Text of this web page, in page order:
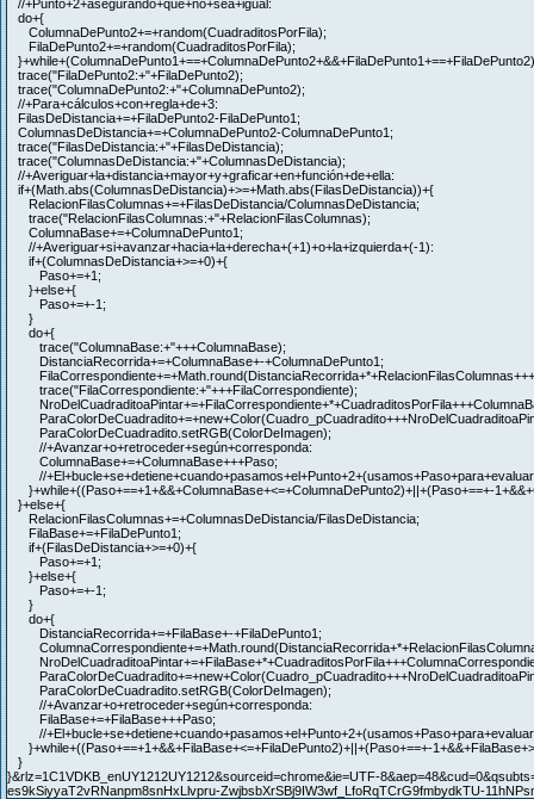
//+Punto+2+asegurando+que+no+sea+igual:
do+{
ColumnaDePunto2+=+random(CuadraditosPorFila);
FilaDePunto2+=+random(CuadraditosPorFila);
trace("FilaDePunto2:+"+FilaDePunto2);
trace("ColumnaDePunto2:+"+ColumnaDePunto2);
//+Para+cálculos+con+regla+de+3:
FilasDeDistancia+=+FilaDePunto2-FilaDePunto1;
ColumnasDeDistancia+=+ColumnaDePunto2-ColumnaDePunto1;
trace("FilasDeDistancia:+"+FilasDeDistancia);
trace("ColumnasDeDistancia:+"+ColumnasDeDistancia);
//+Averiguar+la+distancia+mayor+y+graficar+en+función+de+ella:
if+(Math.abs(ColumnasDeDistancia)+>=+Math.abs(FilasDeDistancia))+{
RelacionFilasColumnas+=+FilasDeDistancia/ColumnasDeDistancia;
trace("RelacionFilasColumnas:+"+RelacionFilasColumnas);
ColumnaBase+=+ColumnaDePunto1;
//+Averiguar+si+avanzar+hacia+la+derecha+(+1)+o+la+izquierda+(-1):
if+(ColumnasDeDistancia+>=+0)+{
Paso+=+1;
}+else+{
Paso+=+-1;
}
do+{
trace("ColumnaBase:+"+++ColumnaBase);
DistanciaRecorrida+=+ColumnaBase+-+ColumnaDePunto1;
trace("FilaCorrespondiente:+"+++FilaCorrespondiente);
ParaColorDeCuadradito.setRGB(ColorDeImagen);
//+Avanzar+o+retroceder+según+corresponda:
ColumnaBase+=+ColumnaBase+++Paso;
//
}+while+((Paso+==+1+&&+ColumnaBase+<=+ColumnaDePunto2)+||+(Paso+==+-
}+else+{
RelacionFilasColumnas+=+ColumnasDeDistancia/FilasDeDistancia;
FilaBase+=+FilaDePunto1;
if+(FilasDeDistancia+>=+0)+{
Paso+=+1;
}+else+{
Paso+=+-1;
}
do+{
DistanciaRecorrida+=+FilaBase+-+FilaDePunto1;
ParaColorDeCuadradito.setRGB(ColorDeImagen);
//+Avanzar+o+retroceder+según+corresponda:
FilaBase+=+FilaBase+++Paso;
//
}+while+((Paso+==+1+&&+FilaBase+<=+FilaDePunto2)+||+(Paso+==+-
}
}&rlz=1C1VDKB_enUY1212UY1212&sourceid=chrome&ie=UTF-
es9kSiyyaT2vRNanpm8snHxLlvpru-ZwjbsbXrSBj9IW3wf_LfoRqTCrG9fmbydkTU-